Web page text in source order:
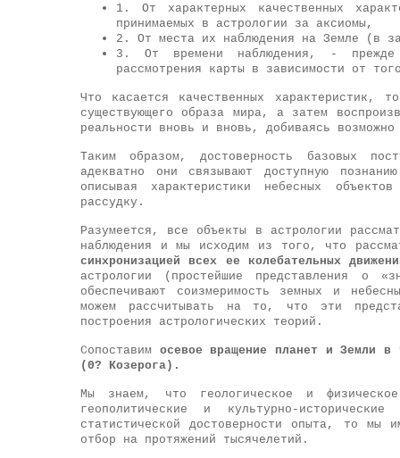
1. От характерных качественных
принимаемых в астрологии за аксиомы,
2. От места их наблюдения на Земле (в
3. От времени наблюдения, - прежде
рассмотрения карты в зависимости от
Что касается качественных характеристик,
существующего образа мира, а затем
реальности вновь и вновь, добиваясь
Таким образом, достоверность базовых
адекватно они связывают доступную
описывая характеристики небесных
рассудку.
Разумеется, все объекты в астрологии
наблюдения и мы исходим из того, что
синхронизацией всех ее колебательных
астрологии (простейшие представления о
обеспечивают соизмеримость земных и
можем рассчитывать на то, что эти
построения астрологических теорий.
Сопоставим осевое вращение планет и Земли в
(0? Козерога).
Мы знаем, что геологическое и
геополитические и культурно-
статистической достоверности опыта, то мы
отбор на протяжений тысячелетий.